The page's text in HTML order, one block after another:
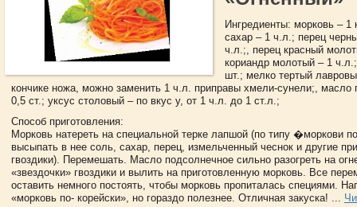
Ингредиенты: морковь – 1
сахар – 1 ч.л.; перец
ч.л.;, перец красный
кориандр молотый – 1
шт.; мелко тертый
кончике ножа, можно заменить 1 ч.л. приправы хмели-сунели;, масло
0,5 ст.; уксус столовый – по вкус у, от 1 ч.л. до 1 ст.л.;
Способ приготовления:
Морковь натереть на специальной терке лапшой (по типу �моркови
высыпать в нее соль, сахар, перец, измельченный чеснок и другие
гвоздики). Перемешать. Масло подсолнечное сильно разогреть на
«звездочки» гвоздики и вылить на приготовленную морковь. Все
оставить немного постоять, чтобы морковь пропиталась специями.
«морковь по- корейски», но гораздо полезнее. Отличная закуска! ...